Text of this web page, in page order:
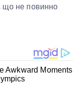
що не повинно